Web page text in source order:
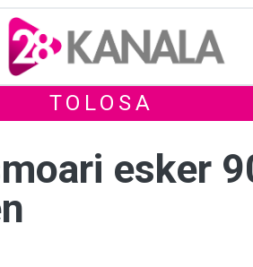
TOLOSA
esker